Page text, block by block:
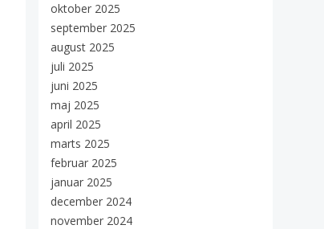
oktober 2025
september 2025
august 2025
juli 2025
juni 2025
maj 2025
april 2025
marts 2025
februar 2025
januar 2025
december 2024
november 2024